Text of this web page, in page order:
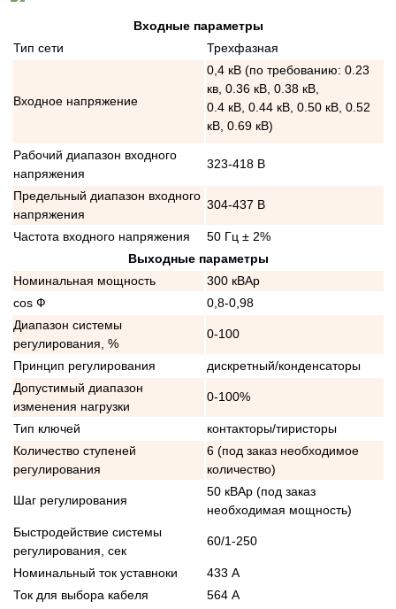
Входные параметры
Тип сети
Трехфазная
Входное напряжение
0,4 кВ (по требованию: 0.23
кв, 0.36 кВ, 0.38 кВ,
0.4 кВ, 0.44 кВ, 0.50 кВ, 0.52
кВ, 0.69 кВ)
Рабочий диапазон входного
напряжения
323-418 В
Предельный диапазон входного
напряжения
304-437 В
Частота входного напряжения
50 Гц ± 2%
Выходные параметры
Номинальная мощность
300 кВАр
cos Ф
0,8-0,98
Диапазон системы
регулирования, %
0-100
Принцип регулирования
дискретный/конденсаторы
Допустимый диапазон
изменения нагрузки
0-100%
Тип ключей
контакторы/тиристоры
Количество ступеней
регулирования
6 (под заказ необходимое
количество)
Шаг регулирования
50 кВАр (под заказ
необходимая мощность)
Быстродействие системы
регулирования, сек
60/1-250
Номинальный ток уставноки
433 А
Ток для выбора кабеля
564 А